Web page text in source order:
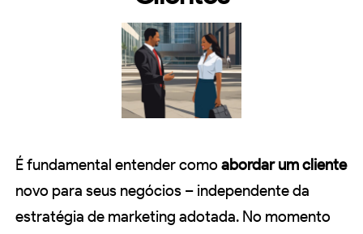
É fundamental entender como abordar um cliente
novo para seus negócios – independente da
estratégia de marketing adotada. No momento